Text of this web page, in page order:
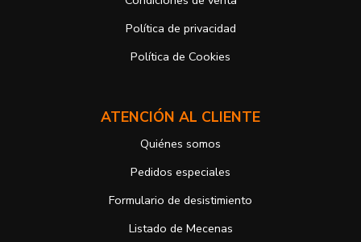
Si desea ampliar información sobre la política de privacidad de
nuestra empresa, puede hacerlo en el siguiente enlace:
Política de privacidad
Política de Cookies
ATENCIÓN AL CLIENTE
Quiénes somos
Pedidos especiales
Formulario de desistimiento
Listado de Mecenas